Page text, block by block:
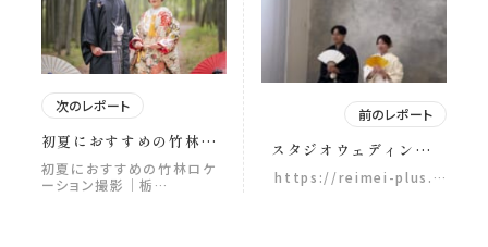
次のレポート
初夏におすすめの竹林ロ
ケーション撮影｜栃木前
撮り・フォトウェディン
初夏におすすめの竹林ロケ
ーション撮影｜栃…
前のレポート
スタジオウェディングフ
ォト｜家族に見守られて
叶える、あたたかい一日
https://reimei-plus.…